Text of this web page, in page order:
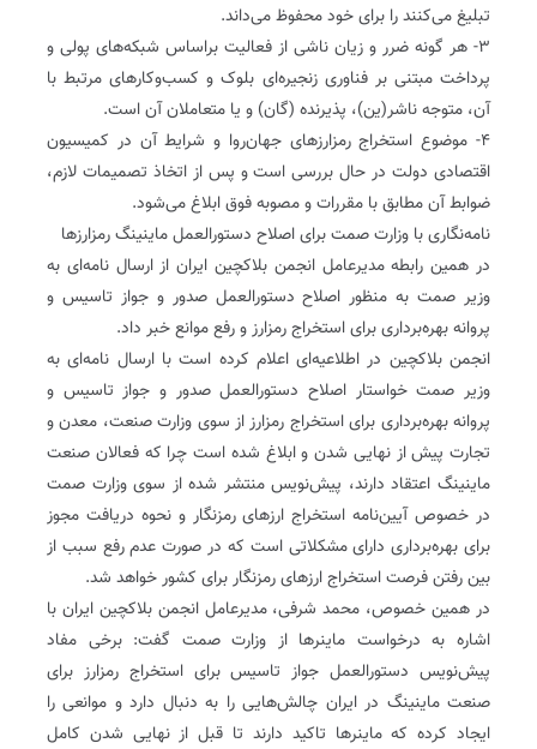
تبلیغ می‌کنند را برای خود محفوظ می‌داند.
۳- هر گونه ضرر و زیان ناشی از فعالیت براساس شبکه‌های پولی و
پرداخت مبتنی بر فناوری زنجیره‌ای بلوک و کسب‌وکارهای مرتبط با
آن،‌ متوجه ناشر(ین)، ‌پذیرنده (گان) و یا متعاملان آن است.
۴- موضوع استخراج رمزارزهای جهان‌روا و شرایط آن در کمیسیون
اقتصادی دولت در حال بررسی است و پس از اتخاذ تصمیمات لازم،
ضوابط آن مطابق با مقررات و مصوبه فوق ابلاغ می‌شود.
نامه‌نگاری با وزارت صمت برای اصلاح دستورالعمل ماینینگ رمزارزها
در همین رابطه مدیرعامل انجمن بلاکچین ایران از ارسال نامه‌ای به
وزیر صمت به منظور اصلاح دستورالعمل صدور و جواز تاسیس و
پروانه بهره‌برداری برای استخراج رمزارز و رفع موانع خبر داد.
انجمن بلاکچین در اطلاعیه‌ای اعلام کرده است با ارسال نامه‌ای به
وزیر صمت خواستار اصلاح دستورالعمل صدور و جواز تاسیس و
پروانه بهره‌برداری برای استخراج رمزارز از سوی وزارت صنعت، معدن و
تجارت پیش از نهایی شدن و ابلاغ شده است چرا که فعالان صنعت
ماینینگ اعتقاد دارند، پیش‌نویس منتشر شده از سوی وزارت صمت
در خصوص آیین‌نامه استخراج ارزهای رمزنگار و نحوه دریافت مجوز
برای بهره‌برداری دارای مشکلاتی است که در صورت عدم رفع سبب از
بین رفتن فرصت استخراج ارزهای رمزنگار برای کشور خواهد شد.
در همین خصوص، محمد شرفی، مدیرعامل انجمن بلاکچین ایران با
اشاره به درخواست ماینرها از وزارت صمت گفت: برخی مفاد
پیش‌نویس دستورالعمل جواز تاسیس برای استخراج رمزارز برای
صنعت ماینینگ در ایران چالش‌هایی را به دنبال دارد و موانعی را
ایجاد کرده که ماینرها تاکید دارند تا قبل از نهایی شدن کامل